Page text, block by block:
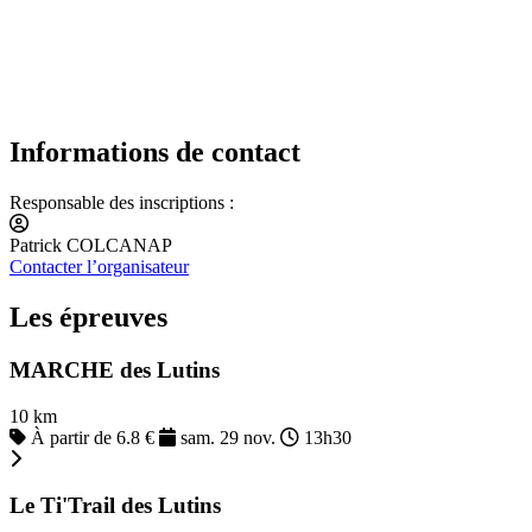
Informations de contact
Responsable des inscriptions :
Patrick COLCANAP
Contacter l’organisateur
Les épreuves
MARCHE des Lutins
10 km
À partir de 6.8 €
sam. 29 nov. 13h30
Le Ti'Trail des Lutins